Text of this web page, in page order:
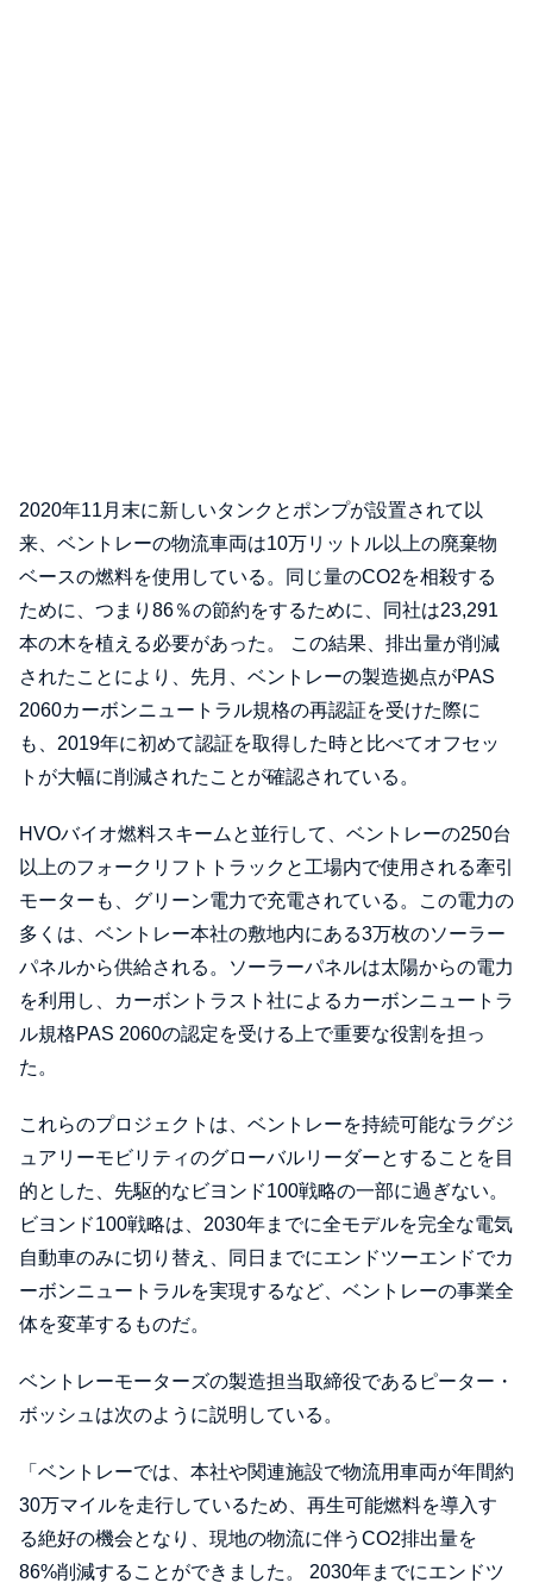
2020年11月末に新しいタンクとポンプが設置されて以
来、ベントレーの物流車両は10万リットル以上の廃棄物
ベースの燃料を使用している。同じ量のCO2を相殺する
ために、つまり86％の節約をするために、同社は23,291
本の木を植える必要があった。 この結果、排出量が削減
されたことにより、先月、ベントレーの製造拠点がPAS
2060カーボンニュートラル規格の再認証を受けた際に
も、2019年に初めて認証を取得した時と比べてオフセッ
トが大幅に削減されたことが確認されている。
HVOバイオ燃料スキームと並行して、ベントレーの250台
以上のフォークリフトトラックと工場内で使用される牽引
モーターも、グリーン電力で充電されている。この電力の
多くは、ベントレー本社の敷地内にある3万枚のソーラー
パネルから供給される。ソーラーパネルは太陽からの電力
を利用し、カーボントラスト社によるカーボンニュートラ
ル規格PAS 2060の認定を受ける上で重要な役割を担っ
た。
これらのプロジェクトは、ベントレーを持続可能なラグジ
ュアリーモビリティのグローバルリーダーとすることを目
的とした、先駆的なビヨンド100戦略の一部に過ぎない。
ビヨンド100戦略は、2030年までに全モデルを完全な電気
自動車のみに切り替え、同日までにエンドツーエンドでカ
ーボンニュートラルを実現するなど、ベントレーの事業全
体を変革するものだ。
ベントレーモーターズの製造担当取締役であるピーター・
ボッシュは次のように説明している。
「ベントレーでは、本社や関連施設で物流用車両が年間約
30万マイルを走行しているため、再生可能燃料を導入す
る絶好の機会となり、現地の物流に伴うCO2排出量を
86%削減することができました。 2030年までにエンドツ